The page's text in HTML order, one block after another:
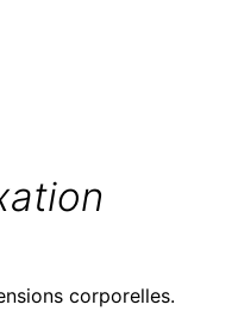
corporelles.